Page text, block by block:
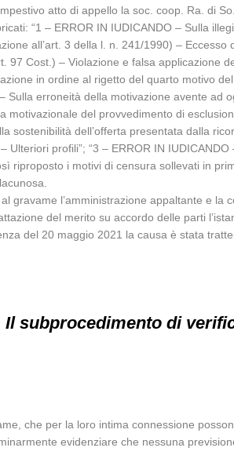
atto di appello la soc. coop. Ra. di
“1 – ERROR IN IUDICANDO – Sulla
all’art. 3 della l. n. 241/1990) –
97 Cost.) – Violazione e falsa applicazione
in ordine al rigetto del quarto motivo
Sulla erroneità della motivazione avente
motivazionale del provvedimento di
sostenibilità dell’offerta presentata dalla
Ulteriori profili”; “3 – ERROR IN
riproposto i motivi di censura sollevati in
gravame l’amministrazione appaltante e la
del merito su accordo delle parti
del 20 maggio 2021 la causa è stata
Il subprocedimento di
che per la loro intima connessione
evidenziare che nessuna